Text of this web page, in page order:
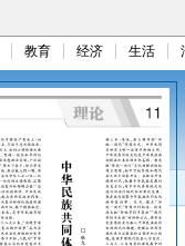
教育 经济 生活